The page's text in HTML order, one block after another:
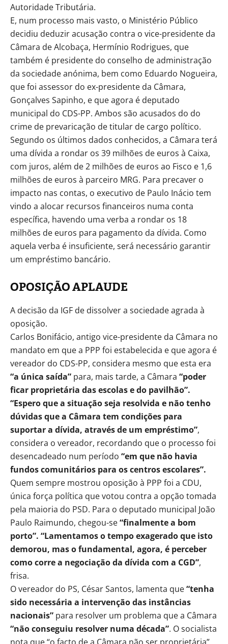
Autoridade Tributária.
E, num processo mais vasto, o Ministério Público
decidiu deduzir acusação contra o vice-presidente da
Câmara de Alcobaça, Hermínio Rodrigues, que
também é presidente do conselho de administração
da sociedade anónima, bem como Eduardo Nogueira,
que foi assessor do ex-presidente da Câmara,
Gonçalves Sapinho, e que agora é deputado
municipal do CDS-PP. Ambos são acusados do do
crime de prevaricação de titular de cargo político.
Segundo os últimos dados conhecidos, a Câmara terá
uma dívida a rondar os 39 milhões de euros à Caixa,
com juros, além de 2 milhões de euros ao Fisco e 1,6
milhões de euros à parceiro MRG. Para precaver o
impacto nas contas, o executivo de Paulo Inácio tem
vindo a alocar recursos financeiros numa conta
específica, havendo uma verba a rondar os 18
milhões de euros para pagamento da dívida. Como
aquela verba é insuficiente, será necessário garantir
um empréstimo bancário.
OPOSIÇÃO APLAUDE
A decisão da IGF de dissolver a sociedade agrada à
oposição.
Carlos Bonifácio, antigo vice-presidente da Câmara no
mandato em que a PPP foi estabelecida e que agora é
vereador do CDS-PP, considera mesmo que esta era
“a única saída” para, mais tarde, a Câmara “poder
ficar proprietária das escolas e do pavilhão”.
“Espero que a situação seja resolvida e não tenho
dúvidas que a Câmara tem condições para
suportar a dívida, através de um empréstimo”,
considera o vereador, recordando que o processo foi
desencadeado num período “em que não havia
fundos comunitários para os centros escolares”.
Quem sempre mostrou oposição à PPP foi a CDU,
única força política que votou contra a opção tomada
pela maioria do PSD. Para o deputado municipal João
Paulo Raimundo, chegou-se“finalmente a bom
porto”. “Lamentamos o tempo exagerado que isto
demorou, mas o fundamental, agora, é perceber
como corre a negociação da dívida com a CGD”,
frisa.
O vereador do PS, César Santos, lamenta que“tenha
sido necessária a intervenção das instâncias
nacionais” para resolver um problema que a Câmara
“não conseguiu resolver numa década”. O socialista